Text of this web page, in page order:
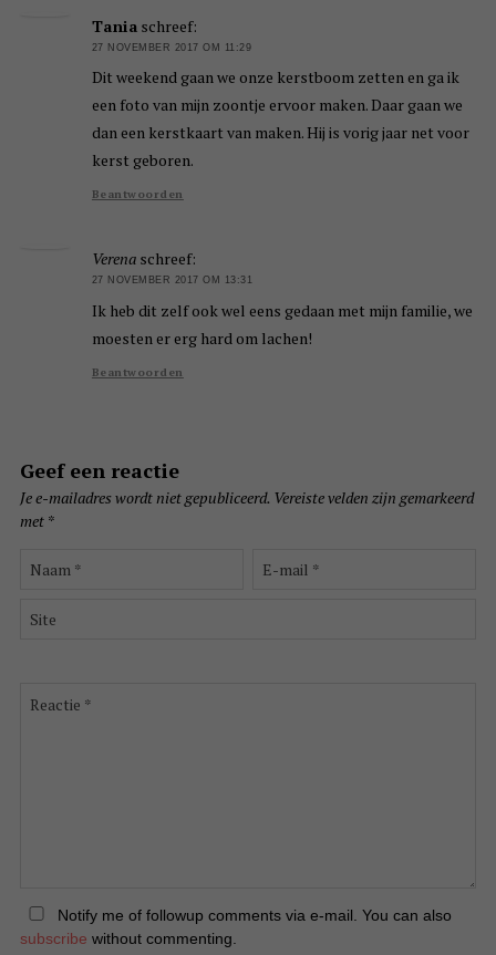
Tania schreef:
27 NOVEMBER 2017 OM 11:29
Dit weekend gaan we onze kerstboom zetten en ga ik
een foto van mijn zoontje ervoor maken. Daar gaan we
dan een kerstkaart van maken. Hij is vorig jaar net voor
kerst geboren.
Beantwoorden
Verena schreef:
27 NOVEMBER 2017 OM 13:31
Ik heb dit zelf ook wel eens gedaan met mijn familie, we
moesten er erg hard om lachen!
Beantwoorden
Geef een reactie
Je e-mailadres wordt niet gepubliceerd. Vereiste velden zijn gemarkeerd
met *
Notify me of followup comments via e-mail. You can also
subscribe without commenting.